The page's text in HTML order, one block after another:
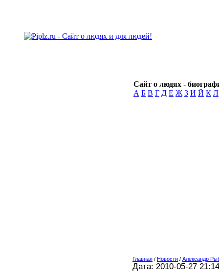
Сайт о людях -
А Б В Г Д Е Ж З И Й К Л
Главная / Новости / Александр
Дата: 2010-05-27 21:14